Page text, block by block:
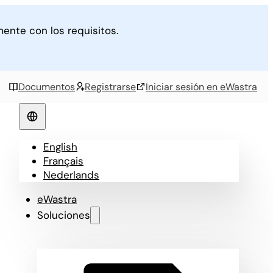
con los requisitos.
Documentos Registrarse Iniciar sesión en eWastra
English
Français
Nederlands
eWastra
Soluciones